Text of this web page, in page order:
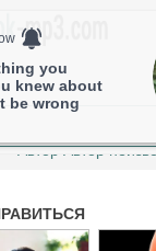
Автор Автор